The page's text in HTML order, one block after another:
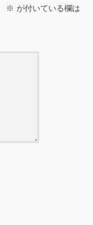
※ が付いている欄は